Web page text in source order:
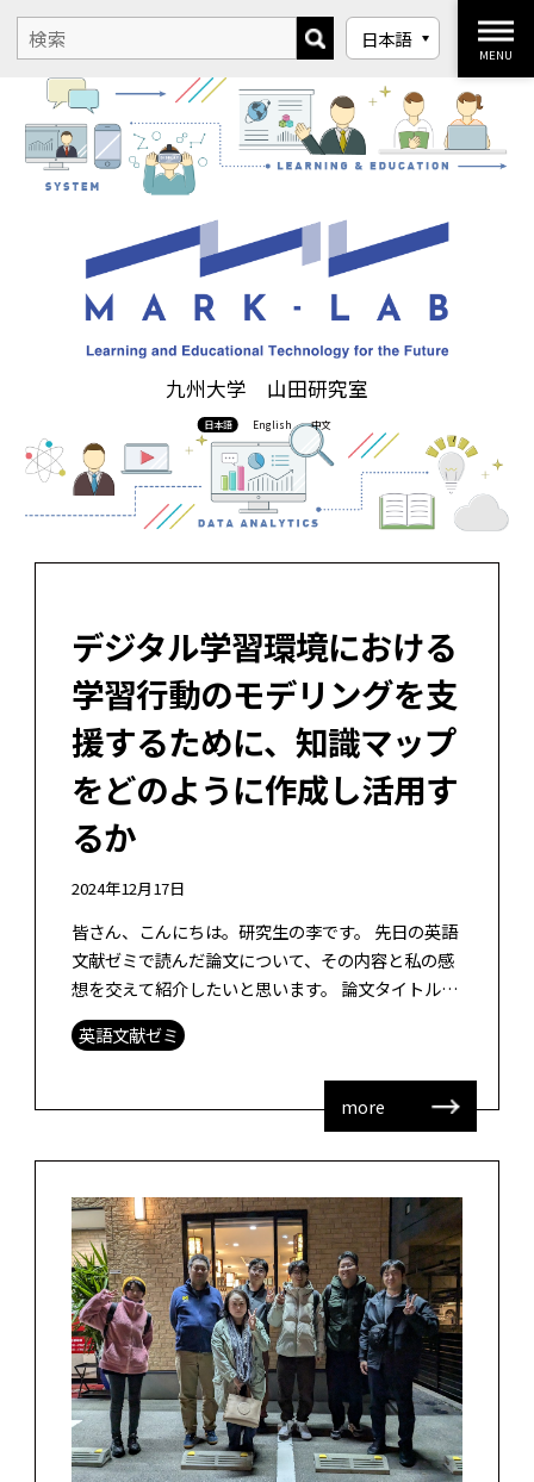
九州大学 山田研究室
日本語 English 中文
MENU
デジタル学習環境における
学習行動のモデリングを支
援するために、知識マップ
をどのように作成し活用す
るか
2024年12月17日
皆さん、こんにちは。研究生の李です。 先日の英語
文献ゼミで読んだ論文について、その内容と私の感
想を交えて紹介したいと思います。 論文タイトル：
Knowledge Map Creation for Modeling Lea […]
英語文献ゼミ
more